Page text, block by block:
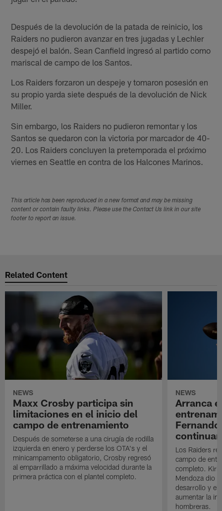
Después de la devolución de la patada de reinicio, los
Raiders no pudieron avanzar en tres jugadas y Lechler
despejó el balón. Sean Canfield ingresó al partido como
mariscal de campo de los Santos.
Los Raiders forzaron un despeje y tomaron posesión en
su propio yarda siete después de la devolución de Nick
Miller.
Sin embargo, los Raiders no pudieron remontar y los
Santos se quedaron con la victoria por marcador de 40-
20. Los Raiders concluyen la pretemporada el próximo
viernes en Seattle en contra de los Halcones Marinos.
This article has been reproduced in a new format and may be missing
content or contain faulty links. Please use the Contact Us link in our site
footer to report an issue.
Related Content
NEWS
Maxx Crosby participa sin
limitaciones en el inicio del
campo de entrenamiento
Después de someterse a una cirugía de rodilla
izquierda en enero y perderse los OTA's y el
minicampamento obligatorio, Crosby regresó
al emparrillado a máxima velocidad durante la
primera práctica con el plantel completo.
NEWS
Arranca
Los Raiders
campo de
completo. Kirk
Mendoza dio
desarrollo y el
aumentar la
hombreras.